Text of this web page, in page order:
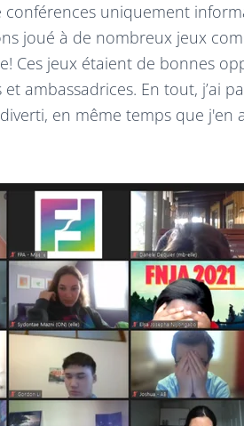
conférences uniquement
joué à de nombreux jeux
Ces jeux étaient de bonnes
ambassadrices. En tout, j’ai
en même temps que j'en